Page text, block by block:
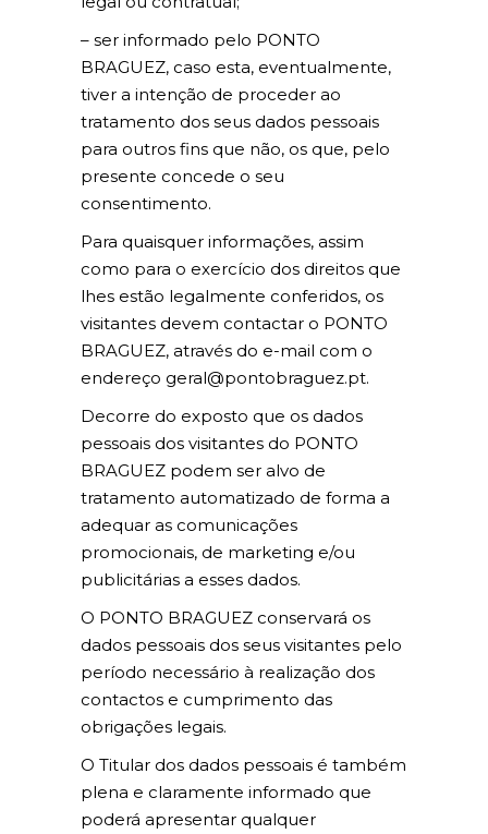
– ser informado pelo PONTO
BRAGUEZ, caso esta, eventualmente,
tiver a intenção de proceder ao
tratamento dos seus dados pessoais
para outros fins que não, os que, pelo
presente concede o seu
consentimento.
Para quaisquer informações, assim
como para o exercício dos direitos que
lhes estão legalmente conferidos, os
visitantes devem contactar o PONTO
BRAGUEZ, através do e-mail com o
endereço geral@pontobraguez.pt.
Decorre do exposto que os dados
pessoais dos visitantes do PONTO
BRAGUEZ podem ser alvo de
tratamento automatizado de forma a
adequar as comunicações
promocionais, de marketing e/ou
publicitárias a esses dados.
O PONTO BRAGUEZ conservará os
dados pessoais dos seus visitantes pelo
período necessário à realização dos
contactos e cumprimento das
obrigações legais.
O Titular dos dados pessoais é também
plena e claramente informado que
poderá apresentar qualquer